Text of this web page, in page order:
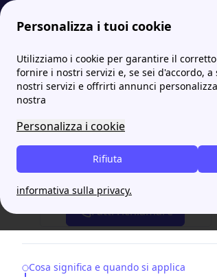
Personalizza i tuoi cookie
Utilizziamo i cookie per garantire il
fornire i nostri servizi e, se sei d'accordo,
nostri servizi e offrirti annunci
nostra
Personalizza i cookie
Rifiuta
informativa sulla privacy.
Papernest.it MoreBolletta Prescrizione
Fatti richiamare
Table of Contents
Cosa significa e quando si applica